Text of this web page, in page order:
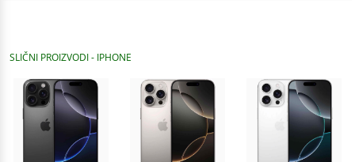
SLIČNI PROIZVODI - IPHONE